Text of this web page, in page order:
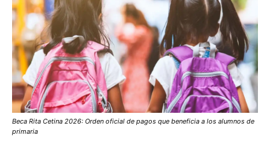
Beca Rita Cetina 2026: Orden oficial de pagos que beneficia a los alumnos de
primaria